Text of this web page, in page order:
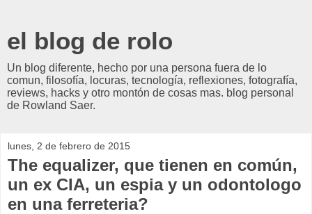
el blog de rolo
Un blog diferente, hecho por una persona fuera de lo
comun, filosofía, locuras, tecnología, reflexiones, fotografía,
reviews, hacks y otro montón de cosas mas. blog personal
de Rowland Saer.
lunes, 2 de febrero de 2015
The equalizer, que tienen en común,
un ex CIA, un espia y un odontologo
en una ferreteria?